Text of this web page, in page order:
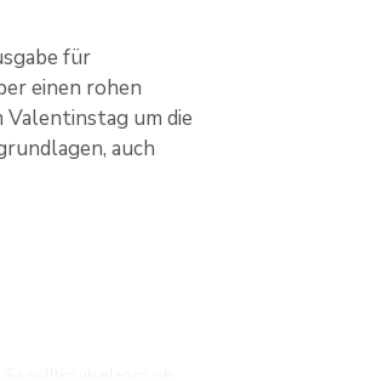
für
einen rohen
Valentinstag um die
auch